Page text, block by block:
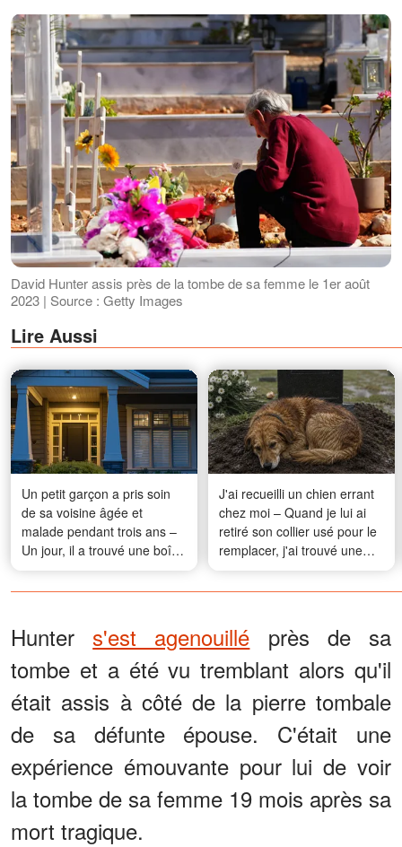
David Hunter assis près de la tombe de sa femme le 1er août
2023 | Source : Getty Images
Lire Aussi
Un petit garçon a pris soin
de sa voisine âgée et
malade pendant trois ans –
Un jour, il a trouvé une boîte
qu’elle lui avait laissée dans
sa cour
J'ai recueilli un chien errant
chez moi – Quand je lui ai
retiré son collier usé pour le
remplacer, j'ai trouvé une
note qui m'a fait pâlir
Hunter s'est agenouillé près de sa
tombe et a été vu tremblant alors qu'il
était assis à côté de la pierre tombale
de sa défunte épouse. C'était une
expérience émouvante pour lui de voir
la tombe de sa femme 19 mois après sa
mort tragique.